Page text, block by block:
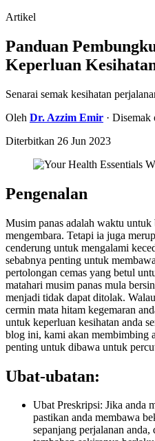
Artikel
Panduan
Keperluan
Senarai semak kesihatan
Oleh Dr. Azzim Emir · Disemak
Diterbitkan 26 Jun 2023
Pengenalan
Musim panas adalah waktu untuk
mengembara. Tetapi ia juga
cenderung untuk mengalami
sebabnya penting untuk
pertolongan cemas yang betul
matahari musim panas mula
menjadi tidak dapat ditolak.
cermin mata hitam kegemaran
untuk keperluan kesihatan anda
blog ini, kami akan membimbing
penting untuk dibawa untuk
Ubat-ubatan:
Ubat Preskripsi: Jika anda
pastikan anda membawa
sepanjang perjalanan